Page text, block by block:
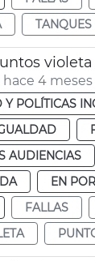
TANQUES
violeta
4 meses
POLÍTICAS
AUDIENCIAS
EN
FALLAS